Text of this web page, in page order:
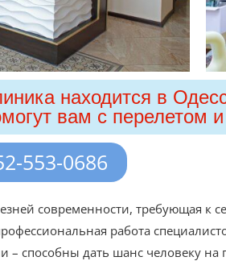
находится в
вам с перелетом
553-0686
современности, требующая к
работа
– способны дать шанс человеку